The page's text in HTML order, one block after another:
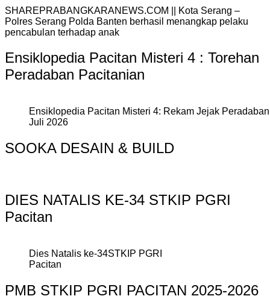
SHAREPRABANGKARANEWS.COM || Kota Serang –
Polres Serang Polda Banten berhasil menangkap pelaku
pencabulan terhadap anak
Ensiklopedia Pacitan Misteri 4 : Torehan
Peradaban Pacitanian
Ensiklopedia Pacitan Misteri 4: Rekam Jejak
Juli 2026
SOOKA DESAIN & BUILD
DIES NATALIS KE-34 STKIP PGRI
Pacitan
Dies Natalis ke-34STKIP PGRI
Pacitan
PMB STKIP PGRI PACITAN 2025-2026